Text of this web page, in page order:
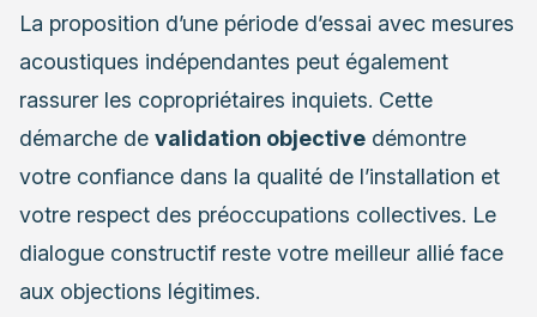
La proposition d’une période d’essai avec mesures
acoustiques indépendantes peut également
rassurer les copropriétaires inquiets. Cette
démarche de validation objective démontre
votre confiance dans la qualité de l’installation et
votre respect des préoccupations collectives. Le
dialogue constructif reste votre meilleur allié face
aux objections légitimes.